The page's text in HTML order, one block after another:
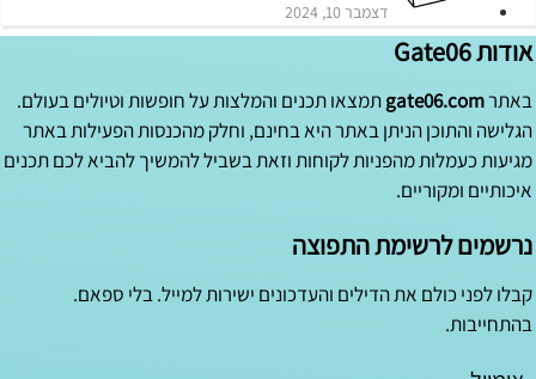
דצמבר 10, 2024
אודות Gate06
באתרgate06.comתמצאו תכנים והמלצות על חופשות וטיולים בעולם.
הגלישה והתוכן הניתן באתר היא בחינם, וחלק מהכנסות הפעילות באתר
מגיעות כעמלות מהפניות לקוחות וזאת בשביל להמשיך להביא לכם תכנים
איכותיים ומקוריים.
נרשמים לרשימת התפוצה
קבלו לפני כולם את הדילים והעדכונים ישירות למייל. בלי ספאם.
בהתחייבות.